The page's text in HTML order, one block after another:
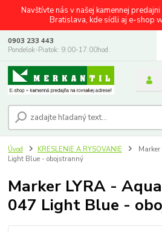
Navštívte nás v našej kamennej
Bratislava, kde sídli aj e-shop
0903 233 443
Pondelok-Piatok: 9.00-17.00hod.
Úvod KRESLENIE A RYSOVANIE
Light Blue - obojstranný
Marker LYRA -
047 Light Blue -